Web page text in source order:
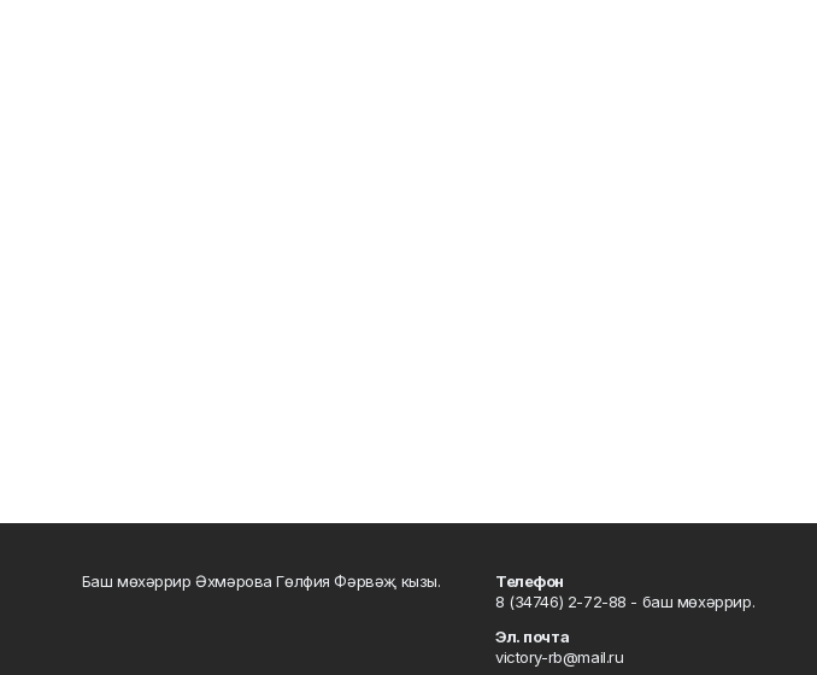
Баш мөхәррир Әхмәрова Гөлфия Фәрвәҗ кызы.
Телефон
8 (34746) 2-72-88 - баш мөхәррир.
Эл. почта
victory-rb@mail.ru